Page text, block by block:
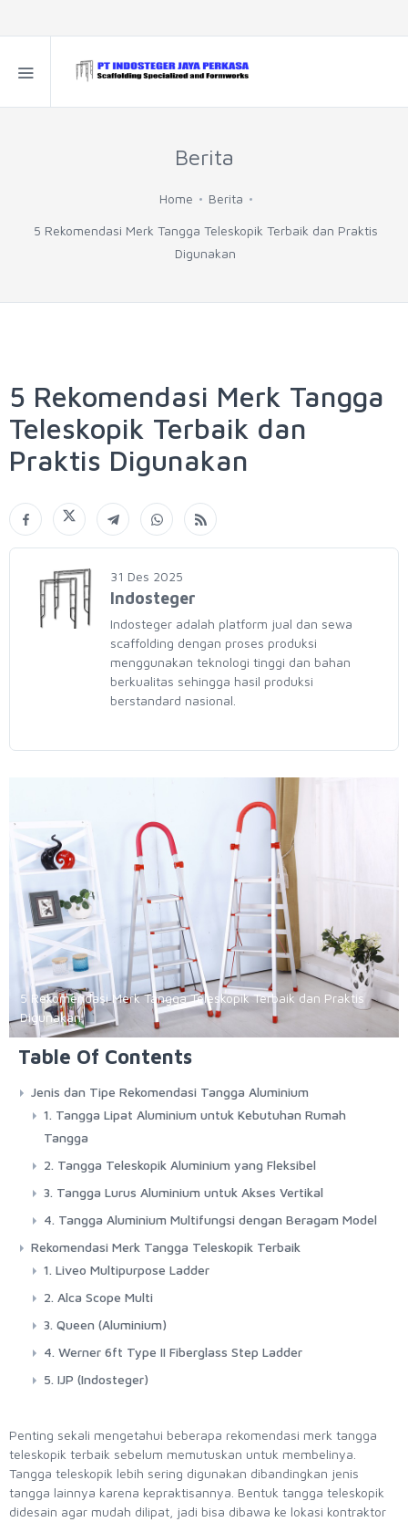
Berita
Home Berita
5 Rekomendasi Merk Tangga Teleskopik Terbaik dan Praktis
Digunakan
5 Rekomendasi Merk Tangga
Teleskopik Terbaik dan
Praktis Digunakan
31 Des 2025
Indosteger
Indosteger adalah platform jual dan sewa
scaffolding dengan proses produksi
menggunakan teknologi tinggi dan bahan
berkualitas sehingga hasil produksi
berstandard nasional.
5 Rekomendasi Merk Tangga Teleskopik Terbaik dan Praktis
Digunakan
Table Of Contents
Jenis dan Tipe Rekomendasi Tangga Aluminium
1. Tangga Lipat Aluminium untuk Kebutuhan Rumah
Tangga
2. Tangga Teleskopik Aluminium yang Fleksibel
3. Tangga Lurus Aluminium untuk Akses Vertikal
4. Tangga Aluminium Multifungsi dengan Beragam Model
Rekomendasi Merk Tangga Teleskopik Terbaik
1. Liveo Multipurpose Ladder
2. Alca Scope Multi
3. Queen (Aluminium)
4. Werner 6ft Type II Fiberglass Step Ladder
5. IJP (Indosteger)
Penting sekali mengetahui beberapa rekomendasi merk tangga
teleskopik terbaik sebelum memutuskan untuk membelinya.
Tangga teleskopik lebih sering digunakan dibandingkan jenis
tangga lainnya karena kepraktisannya. Bentuk tangga teleskopik
didesain agar mudah dilipat, jadi bisa dibawa ke lokasi kontraktor